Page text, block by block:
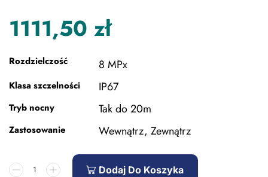
1111,50 zł
Rozdzielczość 8 MPx
Klasa szczelności IP67
Tryb nocny Tak do 20m
Zastosowanie Wewnątrz, Zewnątrz
Dodaj Do Koszyka